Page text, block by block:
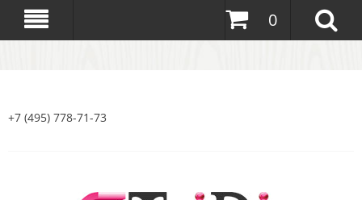
0
+7 (495) 778-71-73